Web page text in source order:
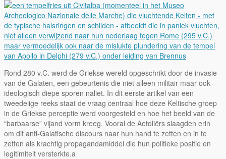
Rond 280 v.C. werd de Griekse wereld opgeschrikt door de invasie
van de Galaten, een gebeurtenis die niet alleen militair maar ook
ideologisch diepe sporen naliet. In dit eerste artikel van een
tweedelige reeks staat de vraag centraal hoe deze Keltische groep
in de Griekse perceptie werd voorgesteld en hoe het beeld van de
“barbaarse” vijand vorm kreeg. Vooral de Aetoliërs slaagden erin
om dit anti-Galatische discours naar hun hand te zetten en in te
zetten als krachtig propagandamiddel die hun politieke positie en
legitimiteit versterkte.a